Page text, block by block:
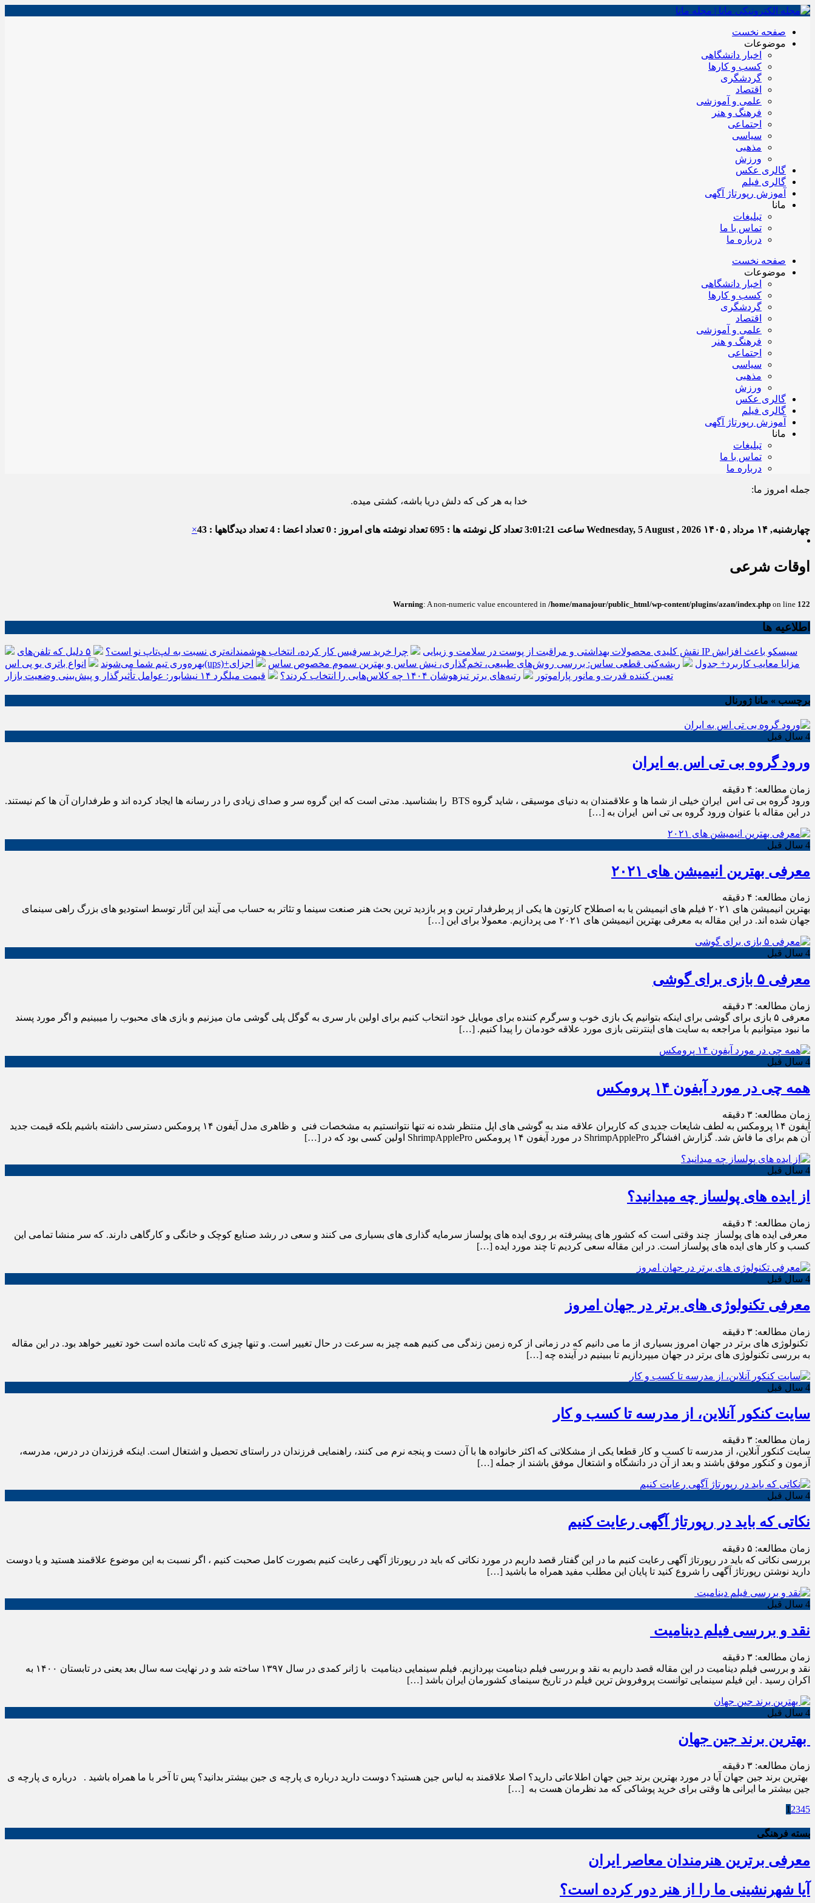
صفحه نخست
موضوعات
اخبار دانشگاهی
کسب و کارها
گردشگری
اقتصاد
علمی و آموزشی
فرهنگ و هنر
اجتماعی
سیاسی
مذهبی
ورزش
گالری عکس
گالری فیلم
آموزش رپورتاژ آگهی
مانا
تبلیغات
تماس با ما
درباره ما
صفحه نخست
موضوعات
اخبار دانشگاهی
کسب و کارها
گردشگری
اقتصاد
علمی و آموزشی
فرهنگ و هنر
اجتماعی
سیاسی
مذهبی
ورزش
گالری عکس
گالری فیلم
آموزش رپورتاژ آگهی
مانا
تبلیغات
تماس با ما
درباره ما
جمله امروز ما:
خدا به هر کی که دلش دریا باشه، کشتی میده.
چهارشنبه, ۱۴ مرداد , ۱۴۰۵ Wednesday, 5 August , 2026 ساعت 3:01:22تعداد کل نوشته ها : 695 تعداد نوشته های امروز : 0 تعداد اعضا : 4 تعداد دیدگاهها : 43 ×
اوقات شرعی
Warning: A non-numeric value encountered in /home/manajour/public_html/wp-content/plugins/azan/index.php on line 122
اطلاعیه ها
نقش کلیدی محصولات بهداشتی و مراقبت از پوست در سلامت و زیبایی چرا خرید سرفیس کار کرده، انتخاب هوشمندانه‌تری نسبت به لپ‌تاپ نو است؟
۵ دلیل که تلفن‌های IP سیسکو باعث افزایش
بهره‌وری تیم شما می‌شوند
انواع باتری یو پی اس(ups)+مزایا معایب کاربرد+ جدول ریشه‌کنی قطعی ساس: بررسی روش‌های طبیعی، تخم‌گذاری، نیش ساس و بهترین سموم مخصوص ساس
اجزای
تعیین کننده قدرت و مانور پاراموتور
رتبه‌های برتر تیزهوشان ۱۴۰۴ چه کلاس‌هایی را انتخاب کردند؟ قیمت میلگرد ۱۴ نیشابور: عوامل تأثیرگذار و پیش‌بینی وضعیت بازار
برچسب » مانا ژورنال
4 سال قبل
ورود گروه بی تی اس به ایران
زمان مطالعه: ۴ دقیقه
ورود گروه بی تی اس ایران خیلی از شما ها و علاقمندان به دنیای موسیقی ، شاید گروه BTS را بشناسید. مدتی است که این گروه سر و صدای زیادی را در رسانه ها ایجاد کرده اند و طرفداران آن ها کم نیستند.
در این مقاله با عنوان ورود گروه بی تی اس ایران به […]
4 سال قبل
معرفی بهترین انیمیشن های ۲۰۲۱
زمان مطالعه: ۴ دقیقه
بهترین انیمیشن های ۲۰۲۱ فیلم های انیمیشن یا به اصطلاح کارتون ها یکی از پرطرفدار ترین و پر بازدید ترین بحث هنر صنعت سینما و تئاتر به حساب می آیند این آثار توسط استودیو های بزرگ راهی سینمای
جهان شده اند. در این مقاله به معرفی بهترین انیمیشن های ۲۰۲۱ می پردازیم. معمولا برای این […]
4 سال قبل
معرفی ۵ بازی برای گوشی
زمان مطالعه: ۳ دقیقه
معرفی ۵ بازی برای گوشی برای اینکه بتوانیم یک بازی خوب و سرگرم کننده برای موبایل خود انتخاب کنیم برای اولین بار سری به گوگل پلی گوشی مان میزنیم و بازی های محبوب را میبینیم و اگر مورد پسند
ما نبود میتوانیم با مراجعه به سایت های اینترنتی بازی مورد علاقه خودمان را پیدا کنیم. […]
4 سال قبل
همه چی در مورد آیفون ۱۴ پرومکس
زمان مطالعه: ۳ دقیقه
آیفون ۱۴ پرومکس به لطف شایعات جدیدی که کاربران علاقه مند به گوشی های اپل منتظر شده نه تنها نتوانستیم به مشخصات فنی و ظاهری مدل آیفون ۱۴ پرومکس دسترسی داشته باشیم بلکه قیمت جدید
آن هم برای ما فاش شد. گزارش افشاگر ShrimpApplePro در مورد آیفون ۱۴ پرومکس ShrimpApplePro اولین کسی بود که در […]
4 سال قبل
از ایده های پولساز چه میدانید؟
زمان مطالعه: ۴ دقیقه
معرفی ایده های پولساز چند وقتی است که کشور های پیشرفته بر روی ایده های پولساز سرمایه گذاری های بسیاری می کنند و سعی در رشد صنایع کوچک و خانگی و کارگاهی دارند. که سر منشا تمامی این
کسب و کار های ایده های پولساز است. در این مقاله سعی کردیم تا چند مورد ایده […]
4 سال قبل
معرفی تکنولوژی های برتر در جهان امروز
زمان مطالعه: ۳ دقیقه
تکنولوژی های برتر در جهان امروز بسیاری از ما می دانیم که در زمانی از کره زمین زندگی می کنیم همه چیز به سرعت در حال تغییر است. و تنها چیزی که ثابت مانده است خود تغییر خواهد بود. در این مقاله
به بررسی تکنولوژی های برتر در جهان میپردازیم تا ببینیم در آینده چه […]
4 سال قبل
سایت کنکور آنلاین، از مدرسه تا کسب و کار
زمان مطالعه: ۳ دقیقه
سایت کنکور آنلاین، از مدرسه تا کسب و کار قطعا یکی از مشکلاتی که اکثر خانواده ها با آن دست و پنجه نرم می کنند، راهنمایی فرزندان در راستای تحصیل و اشتغال است. اینکه فرزندان در درس، مدرسه،
آزمون و کنکور موفق باشند و بعد از آن در دانشگاه و اشتغال موفق باشند از جمله […]
4 سال قبل
نکاتی که باید در رپورتاژ آگهی رعایت کنیم
زمان مطالعه: ۵ دقیقه
بررسی نکاتی که باید در رپورتاژ آگهی رعایت کنیم ما در این گفتار قصد داریم در مورد نکاتی که باید در رپورتاژ آگهی رعایت کنیم بصورت کامل صحبت کنیم ، اگر نسبت به این موضوع علاقمند هستید و یا دوست
دارید نوشتن رپورتاژ آگهی را شروع کنید تا پایان این مطلب مفید همراه ما باشید […]
4 سال قبل
نقد و بررسی فیلم دینامیت
زمان مطالعه: ۳ دقیقه
نقد و بررسی فیلم دینامیت در این مقاله قصد داریم به نقد و بررسی فیلم دینامیت بپردازیم. فیلم سینمایی دینامیت با ژانر کمدی در سال ۱۳۹۷ ساخته شد و در نهایت سه سال بعد یعنی در تابستان ۱۴۰۰ به
اکران رسید . این فیلم سینمایی توانست پروفروش ترین فیلم در تاریخ سینمای کشورمان ایران باشد […]
4 سال قبل
بهترین برند جین جهان
زمان مطالعه: ۳ دقیقه
بهترین برند جین جهان آیا در مورد بهترین برند جین جهان اطلاعاتی دارید؟ اصلا علاقمند به لباس جین هستید؟ دوست دارید درباره ی پارچه ی جین بیشتر بدانید؟ پس تا آخر با ما همراه باشید . درباره ی پارچه ی
جین بیشتر ما ایرانی ها وقتی برای خرید پوشاکی که مد نظرمان هست به […]
1 2345
بسته فرهنگی
معرفی برترین هنرمندان معاصر ایران
آیا شهرنشینی ما را از هنر دور کرده است؟